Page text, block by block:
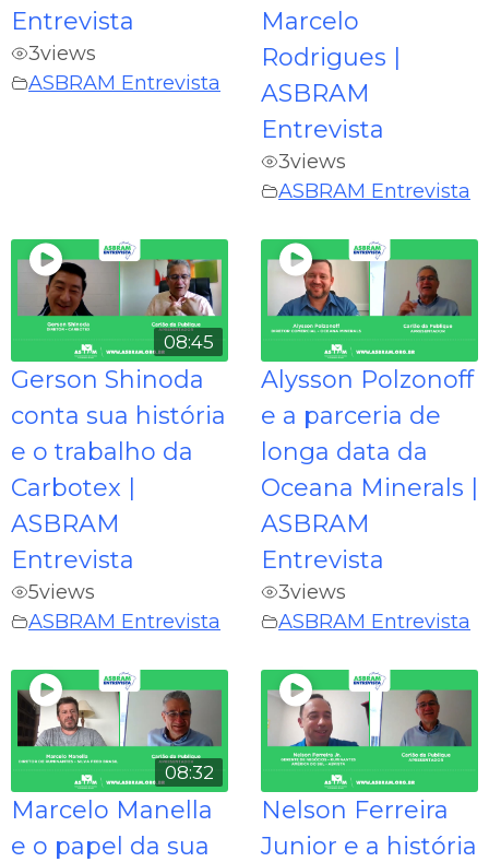
Entrevista
3views
ASBRAM Entrevista
Marcelo
Rodrigues |
ASBRAM
Entrevista
3views
ASBRAM Entrevista
08:45
Gerson Shinoda
conta sua história
e o trabalho da
Carbotex |
ASBRAM
Entrevista
5views
ASBRAM Entrevista
Alysson Polzonoff
e a parceria de
longa data da
Oceana Minerals |
ASBRAM
Entrevista
3views
ASBRAM Entrevista
08:32
Marcelo Manella
e o papel da sua
Nelson Ferreira
Junior e a história